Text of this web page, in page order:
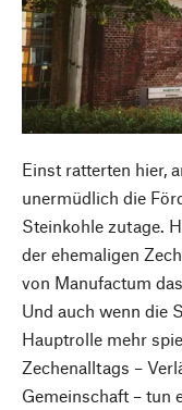
Einst ratterten hier,
unermüdlich die
Steinkohle zutage.
der ehemaligen
von Manufactum
Und auch wenn die
Hauptrolle mehr
Zechenalltags –
Gemeinschaft – tun